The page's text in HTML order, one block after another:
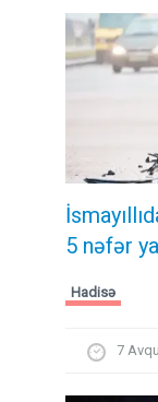
5 nəfər
Hadisə
7